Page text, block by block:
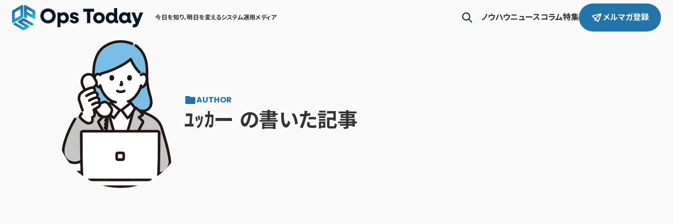
今日を知り、明日を変えるシステム運用メディア ノウハウニュースコラム特集 メルマガ登録
AUTHOR
ﾕｯｶー の書いた記事